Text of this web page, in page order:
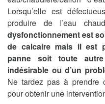
Lorsqu’elle est
produire de l’eau
dysfonctionnement est
de calcaire mais il est
panne soit toute
indésirable ou d’un
Ne tardez pas à prendre
pour obtenir une